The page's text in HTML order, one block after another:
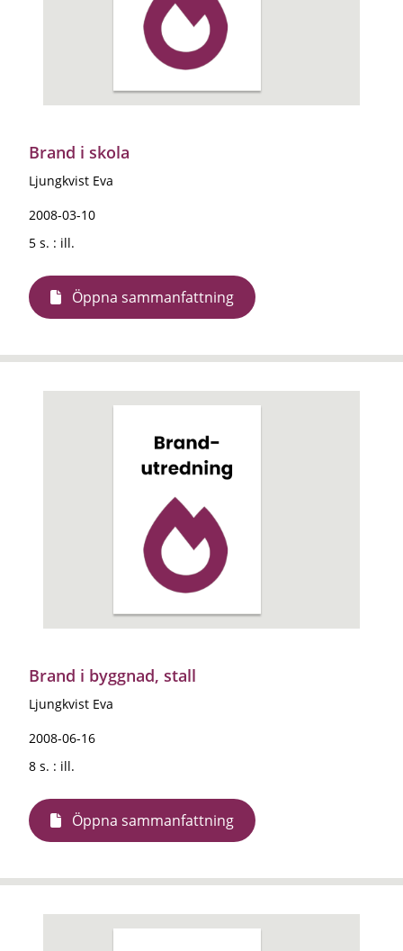
Brand i skola
Ljungkvist Eva
2008-03-10
5 s. : ill.
Öppna sammanfattning
Brand i byggnad, stall
Ljungkvist Eva
2008-06-16
8 s. : ill.
Öppna sammanfattning